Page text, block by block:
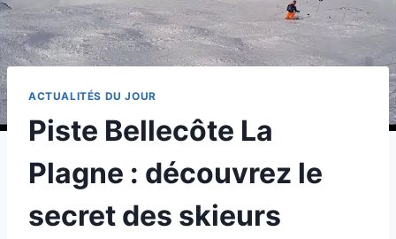
ACTUALITÉS DU JOUR
Piste Bellecôte La
Plagne : découvrez le
secret des skieurs